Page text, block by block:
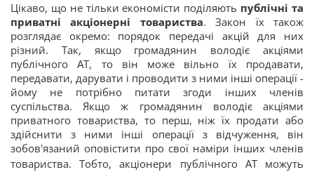
Цікаво, що не тільки економісти поділяють публічні та
приватні акціонерні товариства. Закон їх також
розглядає окремо: порядок передачі акцій для них
різний. Так, якщо громадянин володіє акціями
публічного АТ, то він може вільно їх продавати,
передавати, дарувати і проводити з ними інші операції -
йому не потрібно питати згоди інших членів
суспільства. Якщо ж громадянин володіє акціями
приватного товариства, то перш, ніж їх продати або
здійснити з ними інші операції з відчуження, він
зобов'язаний оповістити про свої наміри інших членів
товариства. Тобто, акціонери публічного АТ можуть